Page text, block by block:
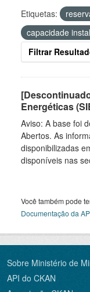
Etiquetas:
capacidade
Filtrar
Energéticas
Aviso: A base foi
Abertos. As
disponibilizadas
disponíveis nas
Você também pode
Documentação da
Sobre Ministério de
API do CKAN